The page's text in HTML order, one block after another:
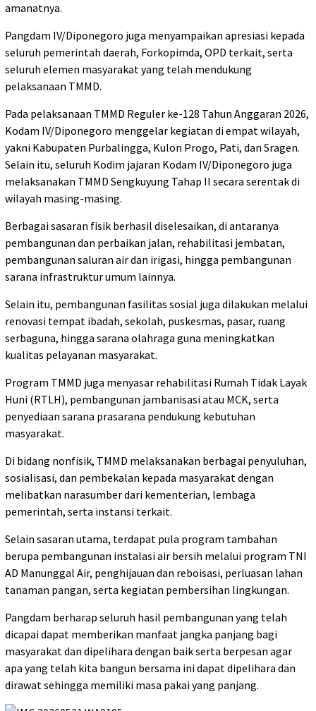
amanatnya.
Pangdam IV/Diponegoro juga menyampaikan apresiasi kepada
seluruh pemerintah daerah, Forkopimda, OPD terkait, serta
seluruh elemen masyarakat yang telah mendukung
pelaksanaan TMMD.
Pada pelaksanaan TMMD Reguler ke-128 Tahun Anggaran 2026,
Kodam IV/Diponegoro menggelar kegiatan di empat wilayah,
yakni Kabupaten Purbalingga, Kulon Progo, Pati, dan Sragen.
Selain itu, seluruh Kodim jajaran Kodam IV/Diponegoro juga
melaksanakan TMMD Sengkuyung Tahap II secara serentak di
wilayah masing-masing.
Berbagai sasaran fisik berhasil diselesaikan, di antaranya
pembangunan dan perbaikan jalan, rehabilitasi jembatan,
pembangunan saluran air dan irigasi, hingga pembangunan
sarana infrastruktur umum lainnya.
Selain itu, pembangunan fasilitas sosial juga dilakukan melalui
renovasi tempat ibadah, sekolah, puskesmas, pasar, ruang
serbaguna, hingga sarana olahraga guna meningkatkan
kualitas pelayanan masyarakat.
Program TMMD juga menyasar rehabilitasi Rumah Tidak Layak
Huni (RTLH), pembangunan jambanisasi atau MCK, serta
penyediaan sarana prasarana pendukung kebutuhan
masyarakat.
Di bidang nonfisik, TMMD melaksanakan berbagai penyuluhan,
sosialisasi, dan pembekalan kepada masyarakat dengan
melibatkan narasumber dari kementerian, lembaga
pemerintah, serta instansi terkait.
Selain sasaran utama, terdapat pula program tambahan
berupa pembangunan instalasi air bersih melalui program TNI
AD Manunggal Air, penghijauan dan reboisasi, perluasan lahan
tanaman pangan, serta kegiatan pembersihan lingkungan.
Pangdam berharap seluruh hasil pembangunan yang telah
dicapai dapat memberikan manfaat jangka panjang bagi
masyarakat dan dipelihara dengan baik serta berpesan agar
apa yang telah kita bangun bersama ini dapat dipelihara dan
dirawat sehingga memiliki masa pakai yang panjang.